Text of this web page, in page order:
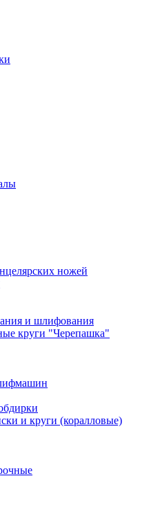
ножей
и шлифования
круги "Черепашка"
и круги (коралловые)